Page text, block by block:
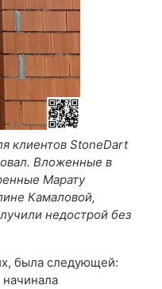
клиентов StoneDart
Вложенные в
Марату
Камаловой,
недострой без
была следующей: